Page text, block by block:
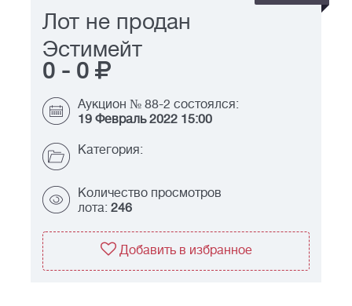
Лот не продан
Эстимейт
0 - 0
Аукцион № 88-2 состоялся:
19 Февраль 2022 15:00
Категория:
Количество просмотров
лота: 246
Добавить в избранное